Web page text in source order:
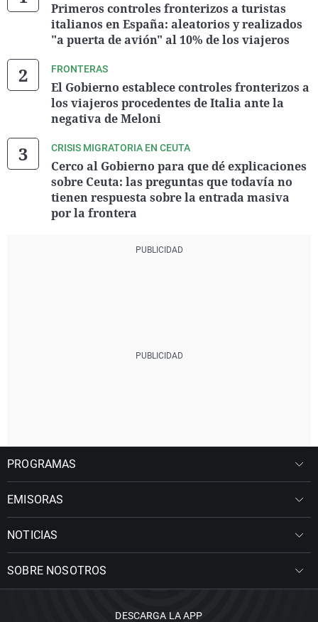
Primeros controles fronterizos a turistas
italianos en España: aleatorios y realizados
"a puerta de avión" al 10% de los viajeros
FRONTERAS
El Gobierno establece controles fronterizos a
los viajeros procedentes de Italia ante la
negativa de Meloni
CRISIS MIGRATORIA EN CEUTA
Cerco al Gobierno para que dé explicaciones
sobre Ceuta: las preguntas que todavía no
tienen respuesta sobre la entrada masiva
por la frontera
PROGRAMAS
EMISORAS
NOTICIAS
SOBRE NOSOTROS
DESCARGA LA APP